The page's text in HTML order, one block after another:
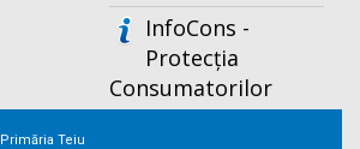
InfoCons -
Protecția
Consumatorilor
Primăria Teiu